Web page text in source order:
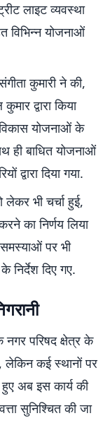
लाइट व्यवस्था
विभिन्न योजनाओं
कुमारी ने की,
द्वारा किया
योजनाओं के
ही बाधित योजनाओं
द्वारा दिया गया.
भी चर्चा हुई,
का निर्णय लिया
पर भी
निर्देश दिए गए.
नगर परिषद क्षेत्र के
लेकिन कई स्थानों पर
अब इस कार्य की
सुनिश्चित की जा